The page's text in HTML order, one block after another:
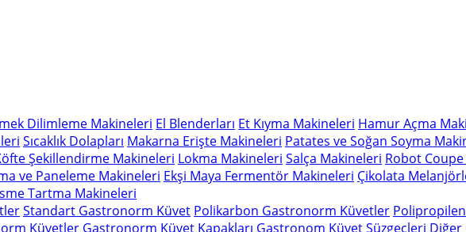
Dilimleme Makineleri El Blenderları Et Kıyma Makineleri Hamur Açma
Sıcaklık Dolapları Makarna Erişte Makineleri Patates ve Soğan Soyma
Şekillendirme Makineleri Lokma Makineleri Salça Makineleri Robot Coupe
ve Paneleme Makineleri Ekşi Maya Fermentör Makineleri Çikolata
Tartma Makineleri
Standart Gastronorm Küvet Polikarbon Gastronorm Küvetler
Küvetler Gastronorm Küvet Kapakları Gastronom Küvet Süzgeçleri